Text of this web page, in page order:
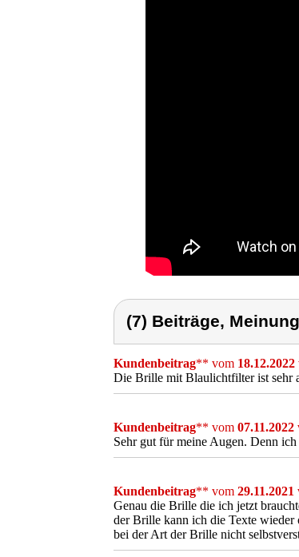
(7) Beiträge,
Kundenbeitrag** vom 18.12.2022
Die Brille mit Blaulichtfilter ist sehr
Kundenbeitrag** vom 07.11.2022
Sehr gut für meine Augen. Denn
Kundenbeitrag** vom 29.11.2021
Genau die Brille die ich jetzt
der Brille kann ich die Texte wieder
bei der Art der Brille nicht